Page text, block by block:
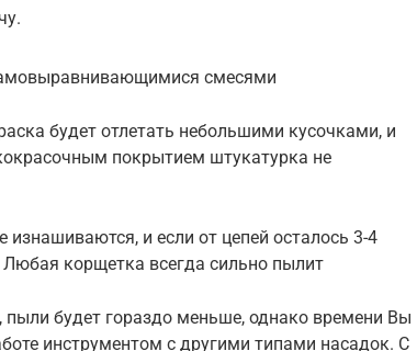
смесями
будет отлетать небольшими кусочками, и
покрытием штукатурка не
изнашиваются, и если от цепей осталось 3-4
корщетка всегда сильно пылит
пыли будет гораздо меньше, однако времени Вы
инструментом с другими типами насадок. С